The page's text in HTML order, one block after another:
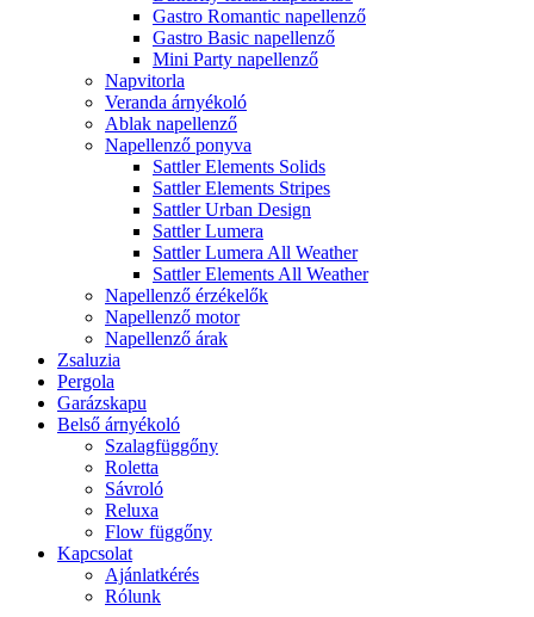
Gastro Romantic napellenző
Gastro Basic napellenző
Mini Party napellenző
Napvitorla
Veranda árnyékoló
Ablak napellenző
Napellenző ponyva
Sattler Elements Solids
Sattler Elements Stripes
Sattler Urban Design
Sattler Lumera
Sattler Lumera All Weather
Sattler Elements All Weather
Napellenző érzékelők
Napellenző motor
Napellenző árak
Zsaluzia
Pergola
Garázskapu
Belső árnyékoló
Szalagfüggőny
Roletta
Sávroló
Reluxa
Flow függőny
Kapcsolat
Ajánlatkérés
Rólunk